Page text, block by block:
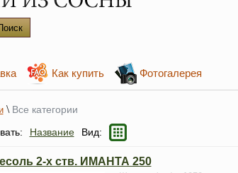
Как купить Фотогалерея
\ Все категории
Название Вид:
2-х ств. ИМАНТА 250